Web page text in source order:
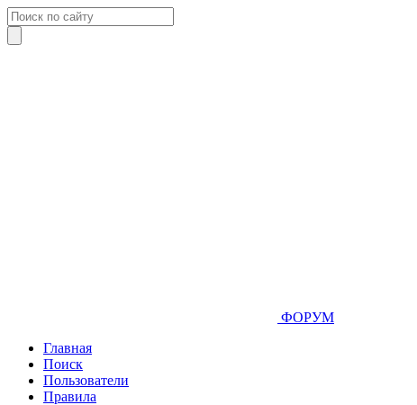
ФОРУМ
Главная
Поиск
Пользователи
Правила